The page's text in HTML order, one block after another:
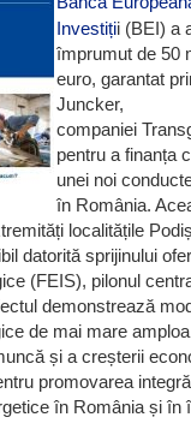
Investiții (BEI) a
împrumut de 50
euro, garantat
Juncker,
companiei
pentru a finanța
unei noi
în România.
localitățile
datorită sprijinului
(FEIS), pilonul
demonstrează
de mai mare
și a creșterii
promovarea
în România și în